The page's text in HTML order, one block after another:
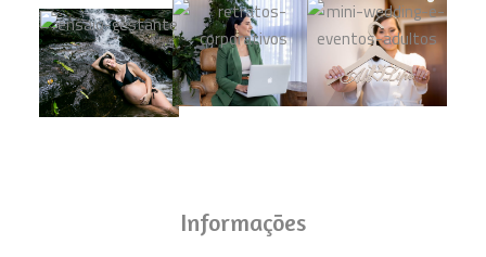
Informações